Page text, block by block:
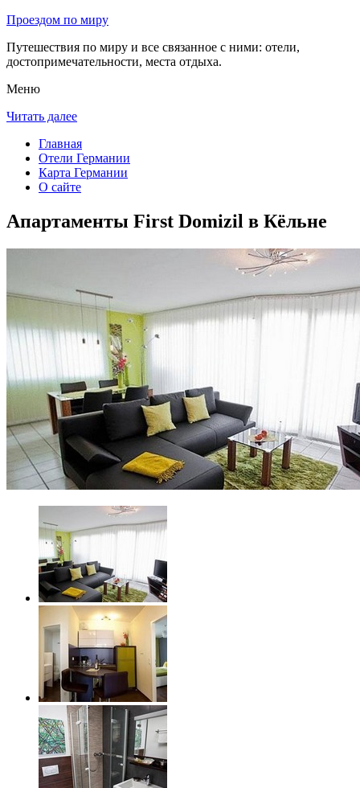
Проездом по миру
Путешествия по миру и все связанное с ними: отели,
достопримечательности, места отдыха.
Меню
Читать далее
Главная
Отели Германии
Карта Германии
О сайте
Апартаменты First Domizil в Кёльне